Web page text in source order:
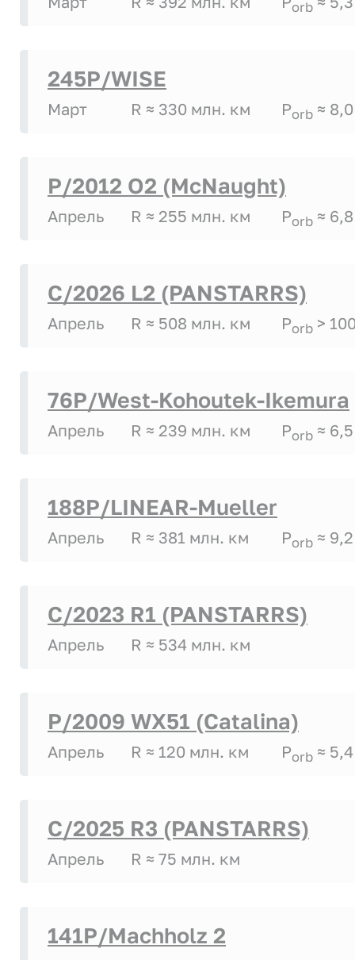
orb
245P/WISE
Март R ≈ 330 млн. км Porb ≈ 8,0
P/2012 O2 (McNaught)
Апрель R ≈ 255 млн. км Porb ≈ 6,8
C/2026 L2 (PANSTARRS)
Апрель R ≈ 508 млн. км Porb >
76P/West-Kohoutek-Ikemura
Апрель R ≈ 239 млн. км Porb ≈ 6,5
188P/LINEAR-Mueller
Апрель R ≈ 381 млн. км Porb ≈ 9,2
C/2023 R1 (PANSTARRS)
Апрель R ≈ 534 млн. км
P/2009 WX51 (Catalina)
Апрель R ≈ 120 млн. км Porb ≈ 5,4
C/2025 R3 (PANSTARRS)
Апрель R ≈ 75 млн. км
141P/Machholz 2